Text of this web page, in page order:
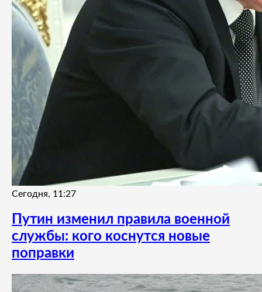
Сегодня, 11:27
Путин изменил правила военной
службы: кого коснутся новые
поправки